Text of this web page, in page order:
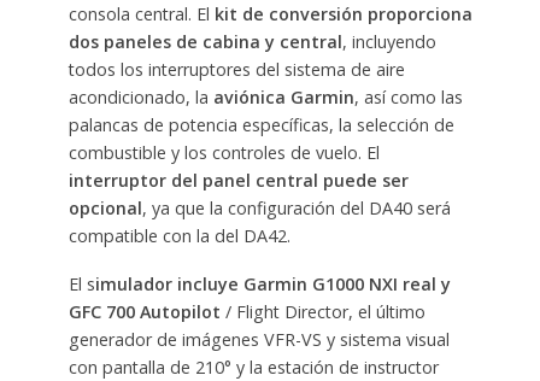
consola central. El kit de conversión proporciona
dos paneles de cabina y central, incluyendo
todos los interruptores del sistema de aire
acondicionado, la aviónica Garmin, así como las
palancas de potencia específicas, la selección de
combustible y los controles de vuelo. El
interruptor del panel central puede ser
opcional, ya que la configuración del DA40 será
compatible con la del DA42.
El simulador incluye Garmin G1000 NXI real y
GFC 700 Autopilot / Flight Director, el último
generador de imágenes VFR-VS y sistema visual
con pantalla de 210° y la estación de instructor